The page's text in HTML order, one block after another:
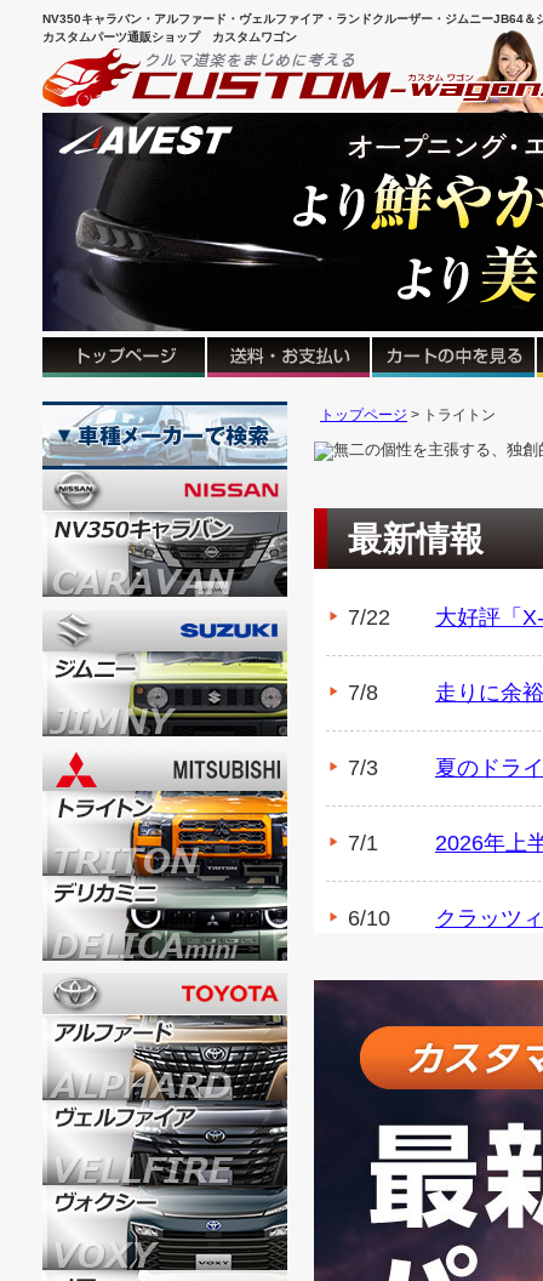
NV350キャラバン・アルファード・ヴェルファイア・ランドクルーザー・ジムニーJB64
カスタムパーツ通販ショップ カスタムワゴン
トップページ トライトン
最新情報
7/22 大好評「
7/8 走りに余
7/3 夏のドラ
7/1 2026年上
6/10 クラッツ
ロックケ
5/25 JAOS
GLS専用
5/16 6月より各